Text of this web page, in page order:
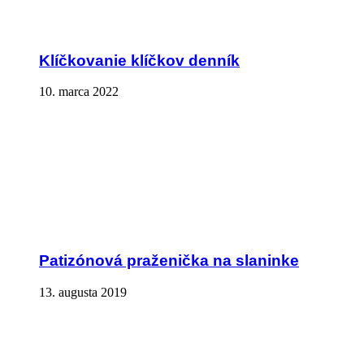
Klíčkovanie klíčkov denník
10. marca 2022
Patizónová praženička na slaninke
13. augusta 2019